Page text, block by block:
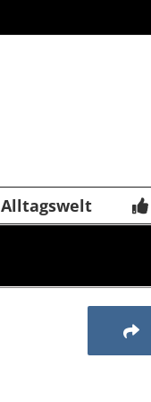
Alltagswelt